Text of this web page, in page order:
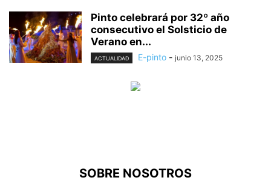
Pinto celebrará por 32º año
consecutivo el Solsticio de
Verano en...
ACTUALIDAD E-pinto - junio 13, 2025
SOBRE NOSOTROS